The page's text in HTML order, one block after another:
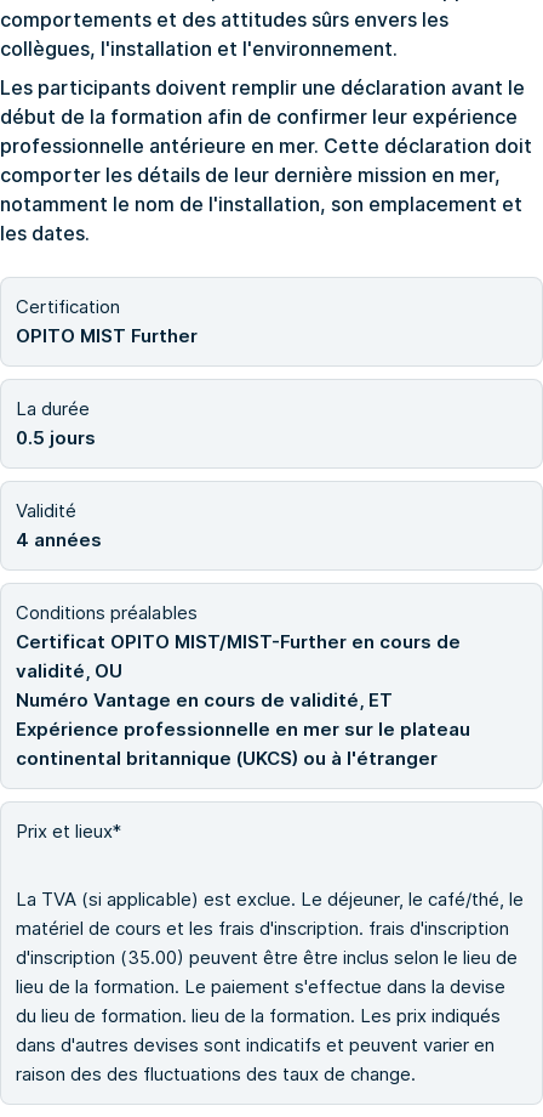
comportements et des attitudes sûrs envers les
collègues, l'installation et l'environnement.
Les participants doivent remplir une déclaration avant le
début de la formation afin de confirmer leur expérience
professionnelle antérieure en mer. Cette déclaration doit
comporter les détails de leur dernière mission en mer,
notamment le nom de l'installation, son emplacement et
les dates.
Certification
OPITO MIST Further
La durée
0.5 jours
Validité
4 années
Conditions préalables
Certificat OPITO MIST/MIST-Further en cours de
validité, OU
Numéro Vantage en cours de validité, ET
Expérience professionnelle en mer sur le plateau
continental britannique (UKCS) ou à l'étranger
Prix et lieux*
La TVA (si applicable) est exclue. Le déjeuner, le café/thé, le
matériel de cours et les frais d'inscription. frais d'inscription
d'inscription (35.00) peuvent être être inclus selon le lieu de
lieu de la formation. Le paiement s'effectue dans la devise
du lieu de formation. lieu de la formation. Les prix indiqués
dans d'autres devises sont indicatifs et peuvent varier en
raison des des fluctuations des taux de change.